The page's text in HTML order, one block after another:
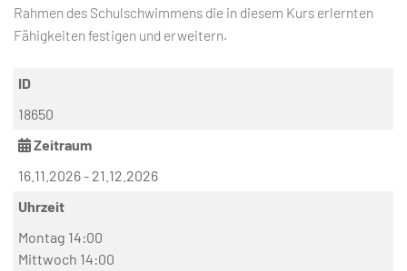
Rahmen des Schulschwimmens die in diesem Kurs erlernten
Fähigkeiten festigen und erweitern.
ID
18650
Zeitraum
16.11.2026 - 21.12.2026
Uhrzeit
Montag 14:00
Mittwoch 14:00